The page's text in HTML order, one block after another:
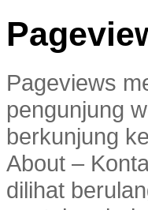
Pageviews
pengunjung
berkunjung
About –
dilihat